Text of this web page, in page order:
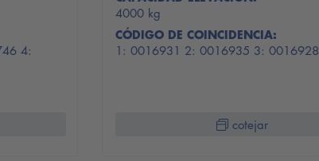
4:
4000 kg
CÓDIGO DE COINCIDENCIA:
1: 0016931 2: 0016935 3: 0016928
cotejar